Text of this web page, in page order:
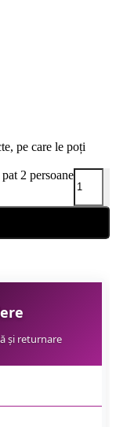
pe care le poți
2 persoane
și returnare